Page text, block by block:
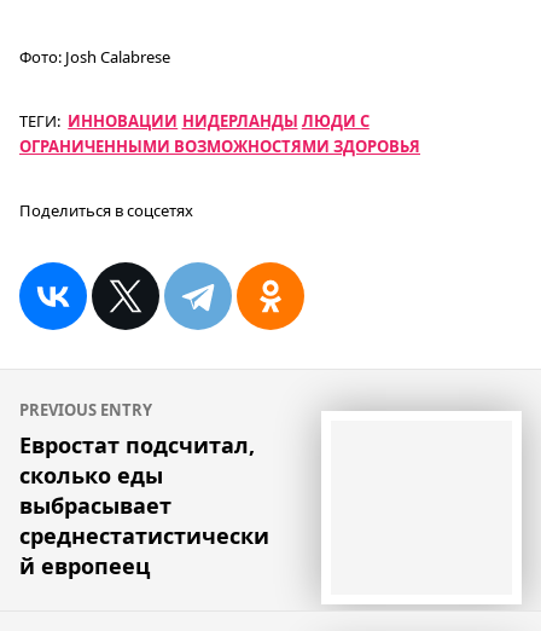
Фото: Josh Calabrese
ТЕГИ: ИННОВАЦИИ НИДЕРЛАНДЫ ЛЮДИ С
ОГРАНИЧЕННЫМИ ВОЗМОЖНОСТЯМИ ЗДОРОВЬЯ
Поделиться в соцсетях
Навигация
по
записям
PREVIOUS ENTRY
Евростат подсчитал,
сколько еды
выбрасывает
среднестатистически
й европеец